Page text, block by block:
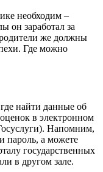
необходим –
он заработал за
же должны
Где можно
найти данные об
в электронном
Напомним,
пароль, а можете
государственных
в другом зале.